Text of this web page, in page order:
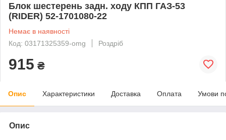
Блок шестерень задн. ходу КПП ГАЗ-53
(RIDER) 52-1701080-22
Немає в наявності
Код: 03171325359-omg
Роздріб
915 ₴
Опис Характеристики Доставка Оплата Умови
Опис